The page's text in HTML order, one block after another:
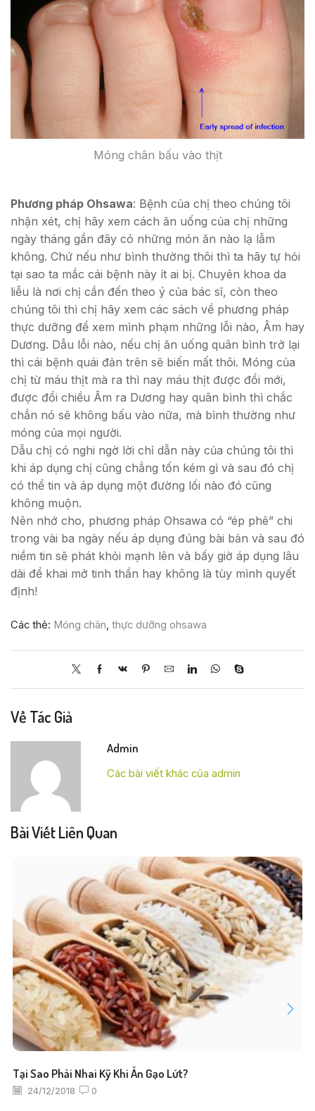
Móng chân bấu vào thịt
Phương pháp Ohsawa: Bệnh của chị theo chúng tôi
nhận xét, chị hãy xem cách ăn uống của chị những
ngày tháng gần đây có những món ăn nào lạ lẫm
không. Chứ nếu như bình thường thôi thì ta hãy tự hỏi
tại sao ta mắc cái bệnh này ít ai bị. Chuyên khoa da
liễu là nơi chị cần đến theo ý của bác sĩ, còn theo
chúng tôi thì chị hãy xem các sách về phương pháp
thực dưỡng để xem mình phạm những lỗi nào, Âm hay
Dương. Dẫu lỗi nào, nếu chị ăn uống quân bình trở lại
thì cái bệnh quái đản trên sẽ biến mất thôi. Móng của
chị từ máu thịt mà ra thì nay máu thịt được đổi mới,
được đổi chiều Âm ra Dương hay quân bình thì chắc
chắn nó sẽ không bấu vào nữa, mà bình thường như
móng của mọi người.
Dẫu chị có nghi ngờ lời chỉ dẫn này của chúng tôi thì
khi áp dụng chị cũng chẳng tốn kém gì và sau đó chị
có thể tin và áp dụng một đường lối nào đó cũng
không muộn.
Nên nhớ cho, phương pháp Ohsawa có “ép phê” chi
trong vài ba ngày nếu áp dụng đúng bài bản và sau đó
niềm tin sẽ phát khỏi mạnh lên và bấy giờ áp dụng lâu
dài để khai mở tinh thần hay không là tùy mình quyết
định!
Các thẻ: Móng chân, thực dưỡng ohsawa
Về Tác Giả
Admin
Các bài viết khác của admin
Bài Viết Liên Quan
Tại Sao Phải Nhai Kỹ Khi Ăn Gạo Lứt?
24/12/2018 0